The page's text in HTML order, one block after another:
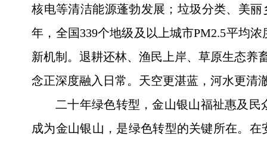
核电等清洁能源蓬勃发展；垃圾分类、美
年，全国339个地级及以上城市PM2.5平均
新机制。退耕还林、渔民上岸、草原生态养
念正深度融入日常。天空更湛蓝，河水更清
二十年绿色转型，金山银山福祉惠及
成为金山银山，是绿色转型的关键所在。